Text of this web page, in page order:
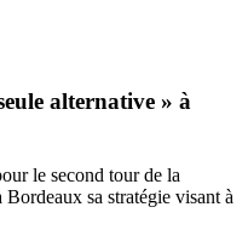
alternative » à
le second tour de la
sa stratégie visant à